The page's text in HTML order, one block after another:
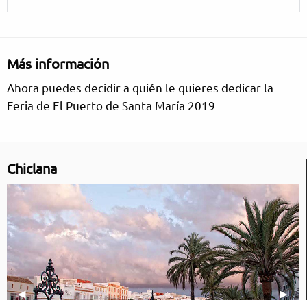
Más información
Ahora puedes decidir a quién le quieres dedicar la
Feria de El Puerto de Santa María 2019
Chiclana
Imagen anterior
◀︎ ▶︎